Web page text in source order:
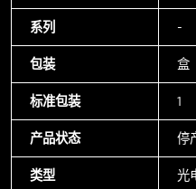
系列 -
包装 盒
标准包装 1
产品状态 停
类型 光